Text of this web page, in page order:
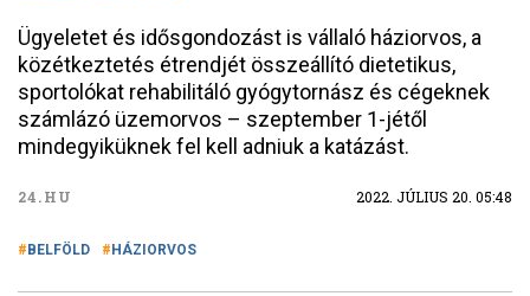
Ügyeletet és idősgondozást is vállaló háziorvos, a
közétkeztetés étrendjét összeállító dietetikus,
sportolókat rehabilitáló gyógytornász és cégeknek
számlázó üzemorvos – szeptember 1-jétől
mindegyiküknek fel kell adniuk a katázást.
24.HU 2022. JÚLIUS 20. 05:48
BELFÖLD HÁZIORVOS